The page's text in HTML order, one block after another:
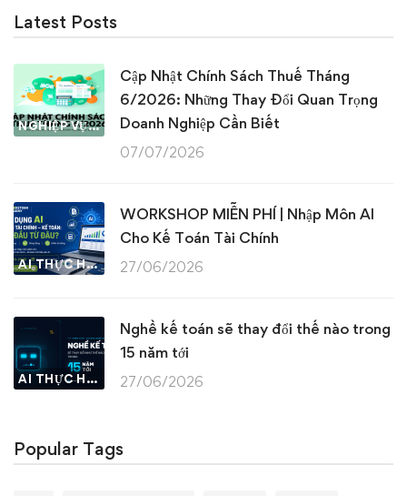
Latest Posts
NGHIỆP VỤ KẾ TOÁN & THUẾ
Cập Nhật Chính Sách Thuế Tháng
6/2026: Những Thay Đổi Quan Trọng
Doanh Nghiệp Cần Biết
07/07/2026
AI THỰC HÀNH
WORKSHOP MIỄN PHÍ | Nhập Môn AI
Cho Kế Toán Tài Chính
27/06/2026
AI THỰC HÀNH
Nghề kế toán sẽ thay đổi thế nào trong
15 năm tới
27/06/2026
Popular Tags